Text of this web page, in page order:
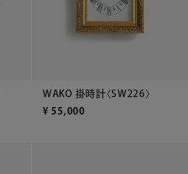
WAKO 掛時計〈SW226〉
¥ 55,000